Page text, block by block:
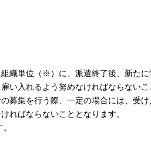
織単位（※）に、派遣終了後、新た
い入れるよう努めなければならないこ
募集を行う際、一定の場合には、受
ればならないこととなります。